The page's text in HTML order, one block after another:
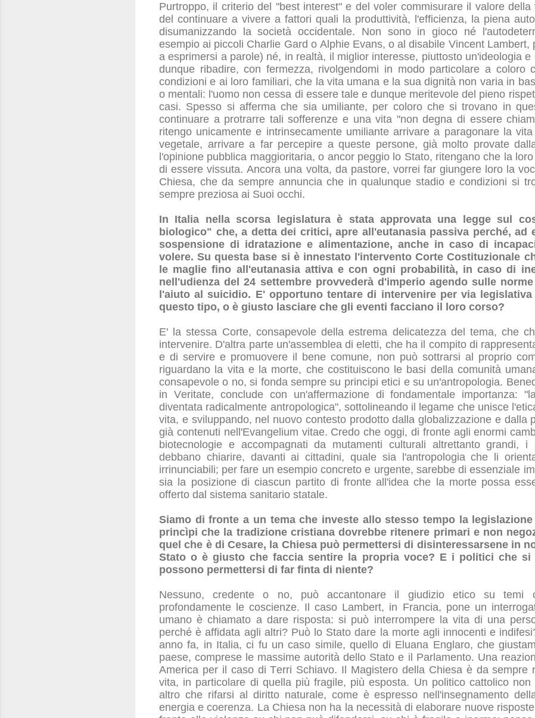
Purtroppo, il criterio del "best interest" e del voler commisurare il valore
del continuare a vivere a fattori quali la produttività, l'efficienza, la piena
disumanizzando la società occidentale. Non sono in gioco né
esempio ai piccoli Charlie Gard o Alphie Evans, o al disabile Vincent Lambert,
a esprimersi a parole) né, in realtà, il miglior interesse, piuttosto un'ideologia e
dunque ribadire, con fermezza, rivolgendomi in modo particolare a coloro
condizioni e ai loro familiari, che la vita umana e la sua dignità non varia in
o mentali: l'uomo non cessa di essere tale e dunque meritevole del pieno
casi. Spesso si afferma che sia umiliante, per coloro che si trovano in
continuare a protrarre tali sofferenze e una vita "non degna di essere
ritengo unicamente e intrinsecamente umiliante arrivare a paragonare la
vegetale, arrivare a far percepire a queste persone, già molto provate
l'opinione pubblica maggioritaria, o ancor peggio lo Stato, ritengano che la
di essere vissuta. Ancora una volta, da pastore, vorrei far giungere loro la
Chiesa, che da sempre annuncia che in qualunque stadio e condizioni si
sempre preziosa ai Suoi occhi.
In Italia nella scorsa legislatura è stata approvata una legge sul
biologico" che, a detta dei critici, apre all'eutanasia passiva perché, ad
sospensione di idratazione e alimentazione, anche in caso di
volere. Su questa base si è innestato l'intervento Corte Costituzionale
le maglie fino all'eutanasia attiva e con ogni probabilità, in caso di
nell'udienza del 24 settembre provvederà d'imperio agendo sulle
l'aiuto al suicidio. E' opportuno tentare di intervenire per via
questo tipo, o è giusto lasciare che gli eventi facciano il loro corso?
E' la stessa Corte, consapevole della estrema delicatezza del tema, che
intervenire. D'altra parte un'assemblea di eletti, che ha il compito di
e di servire e promuovere il bene comune, non può sottrarsi al proprio
riguardano la vita e la morte, che costituiscono le basi della comunità
consapevole o no, si fonda sempre su principi etici e su un'antropologia.
in Veritate, conclude con un'affermazione di fondamentale importanza:
diventata radicalmente antropologica", sottolineando il legame che unisce
vita, e sviluppando, nel nuovo contesto prodotto dalla globalizzazione e dalla
già contenuti nell'Evangelium vitae. Credo che oggi, di fronte agli enormi
biotecnologie e accompagnati da mutamenti culturali altrettanto grandi,
debbano chiarire, davanti ai cittadini, quale sia l'antropologia che li
irrinunciabili; per fare un esempio concreto e urgente, sarebbe di essenziale
sia la posizione di ciascun partito di fronte all'idea che la morte possa
offerto dal sistema sanitario statale.
Siamo di fronte a un tema che investe allo stesso tempo la
princìpi che la tradizione cristiana dovrebbe ritenere primari e non
quel che è di Cesare, la Chiesa può permettersi di disinteressarsene in
Stato o è giusto che faccia sentire la propria voce? E i politici che si
possono permettersi di far finta di niente?
Nessuno, credente o no, può accantonare il giudizio etico su temi
profondamente le coscienze. Il caso Lambert, in Francia, pone un
umano è chiamato a dare risposta: si può interrompere la vita di una
perché è affidata agli altri? Può lo Stato dare la morte agli innocenti e
anno fa, in Italia, ci fu un caso simile, quello di Eluana Englaro, che
paese, comprese le massime autorità dello Stato e il Parlamento. Una
America per il caso di Terri Schiavo. Il Magistero della Chiesa è da sempre
vita, in particolare di quella più fragile, più esposta. Un politico cattolico
altro che rifarsi al diritto naturale, come è espresso nell'insegnamento
energia e coerenza. La Chiesa non ha la necessità di elaborare nuove